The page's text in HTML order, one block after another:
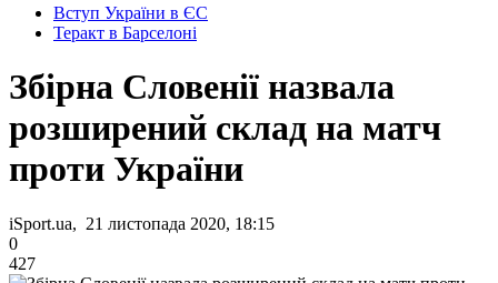
Вступ України в ЄС
Теракт в Барселоні
Збірна Словенії назвала
розширений склад на матч
проти України
iSport.ua, 21 листопада 2020, 18:15
0
427